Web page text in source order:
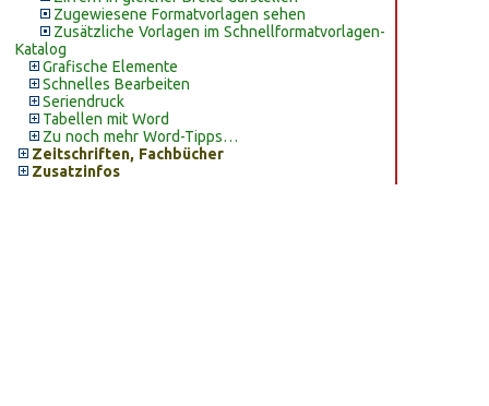
Zugewiesene Formatvorlagen sehen
Zusätzliche Vorlagen im Schnellformatvorlagen-
Katalog
Grafische Elemente
Schnelles Bearbeiten
Seriendruck
Tabellen mit Word
Zu noch mehr Word-Tipps…
Zeitschriften, Fachbücher
Zusatzinfos